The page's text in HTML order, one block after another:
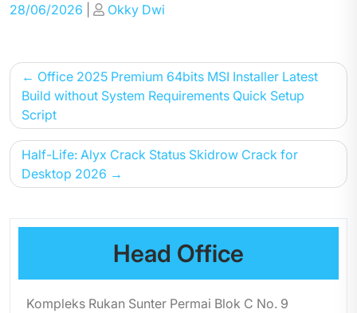
Posted
28/06/2026
Posted
Okky Dwi
Post
navigation
Office 2025 Premium 64bits MSI Installer Latest
Build without System Requirements Quick Setup
Script
Half-Life: Alyx Crack Status Skidrow Crack for
Desktop 2026
Head Office
Kompleks Rukan Sunter Permai Blok C No. 9